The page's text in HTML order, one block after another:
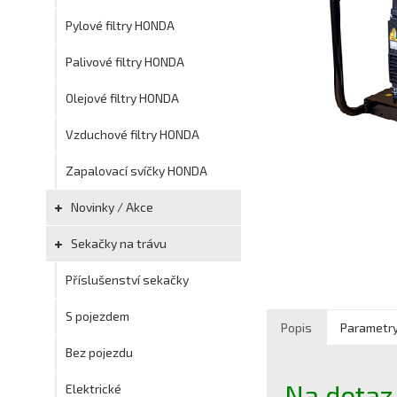
Pylové filtry HONDA
Palivové filtry HONDA
Olejové filtry HONDA
Vzduchové filtry HONDA
Zapalovací svíčky HONDA
Novinky / Akce
Sekačky na trávu
Příslušenství sekačky
S pojezdem
Bez pojezdu
Elektrické
Popis